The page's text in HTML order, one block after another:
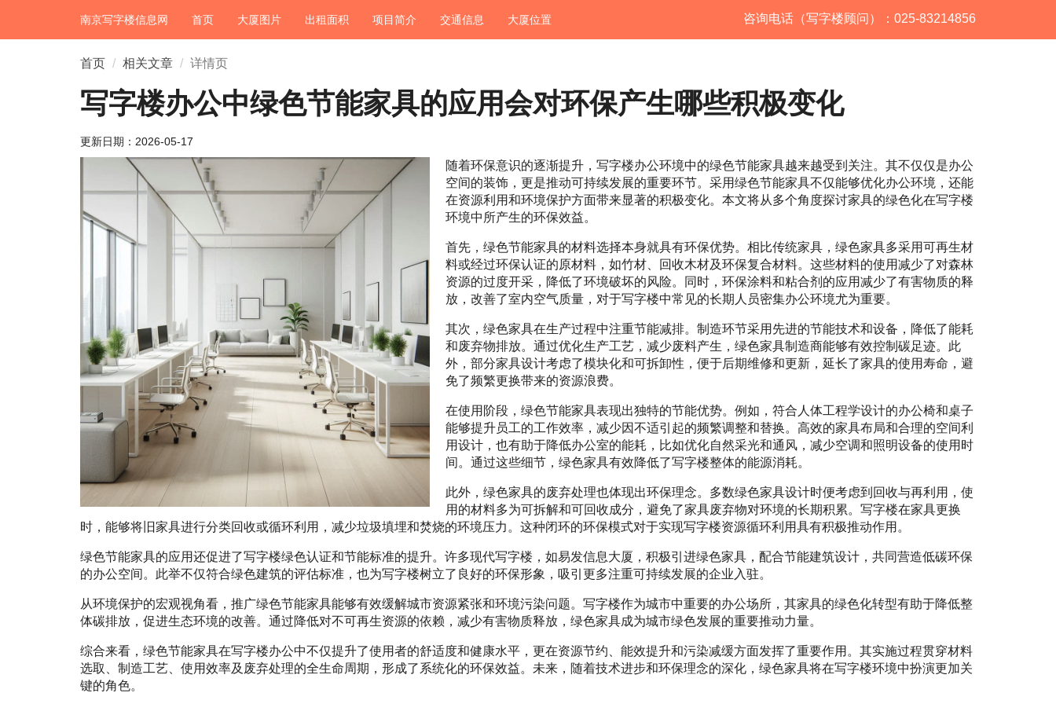
南京写字楼信息网 首页 大厦图片 出租面积 项目简介 交通信息 大厦位置 咨询电话（写字楼顾问）：025-83214856
首页 相关文章 详情页
写字楼办公中绿色节能家具的应用会对环保产生哪些积极变化
更新日期： 2026-05-17
随着环保意识的逐渐提升，写字楼办公环境中的绿色节能家具越来越受到关注。其不仅仅是办公
空间的装饰，更是推动可持续发展的重要环节。采用绿色节能家具不仅能够优化办公环境，还能
在资源利用和环境保护方面带来显著的积极变化。本文将从多个角度探讨家具的绿色化在写字楼
环境中所产生的环保效益。
首先，绿色节能家具的材料选择本身就具有环保优势。相比传统家具，绿色家具多采用可再生材
料或经过环保认证的原材料，如竹材、回收木材及环保复合材料。这些材料的使用减少了对森林
资源的过度开采，降低了环境破坏的风险。同时，环保涂料和粘合剂的应用减少了有害物质的释
放，改善了室内空气质量，对于写字楼中常见的长期人员密集办公环境尤为重要。
其次，绿色家具在生产过程中注重节能减排。制造环节采用先进的节能技术和设备，降低了能耗
和废弃物排放。通过优化生产工艺，减少废料产生，绿色家具制造商能够有效控制碳足迹。此
外，部分家具设计考虑了模块化和可拆卸性，便于后期维修和更新，延长了家具的使用寿命，避
免了频繁更换带来的资源浪费。
在使用阶段，绿色节能家具表现出独特的节能优势。例如，符合人体工程学设计的办公椅和桌子
能够提升员工的工作效率，减少因不适引起的频繁调整和替换。高效的家具布局和合理的空间利
用设计，也有助于降低办公室的能耗，比如优化自然采光和通风，减少空调和照明设备的使用时
间。通过这些细节，绿色家具有效降低了写字楼整体的能源消耗。
此外，绿色家具的废弃处理也体现出环保理念。多数绿色家具设计时便考虑到回收与再利用，使
用的材料多为可拆解和可回收成分，避免了家具废弃物对环境的长期积累。写字楼在家具更换
时，能够将旧家具进行分类回收或循环利用，减少垃圾填埋和焚烧的环境压力。这种闭环的环保模式对于实现写字楼资源循环利用具有积极推动作用。
绿色节能家具的应用还促进了写字楼绿色认证和节能标准的提升。许多现代写字楼，如易发信息大厦，积极引进绿色家具，配合节能建筑设计，共同营造低碳环保
的办公空间。此举不仅符合绿色建筑的评估标准，也为写字楼树立了良好的环保形象，吸引更多注重可持续发展的企业入驻。
从环境保护的宏观视角看，推广绿色节能家具能够有效缓解城市资源紧张和环境污染问题。写字楼作为城市中重要的办公场所，其家具的绿色化转型有助于降低整
体碳排放，促进生态环境的改善。通过降低对不可再生资源的依赖，减少有害物质释放，绿色家具成为城市绿色发展的重要推动力量。
综合来看，绿色节能家具在写字楼办公中不仅提升了使用者的舒适度和健康水平，更在资源节约、能效提升和污染减缓方面发挥了重要作用。其实施过程贯穿材料
选取、制造工艺、使用效率及废弃处理的全生命周期，形成了系统化的环保效益。未来，随着技术进步和环保理念的深化，绿色家具将在写字楼环境中扮演更加关
键的角色。